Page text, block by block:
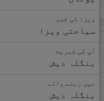
ویزا کی قسم
سیاحتی ویزا
آپ کی شہریت
بنگلہ دیش
میں رہنے والے
بنگلہ دیش